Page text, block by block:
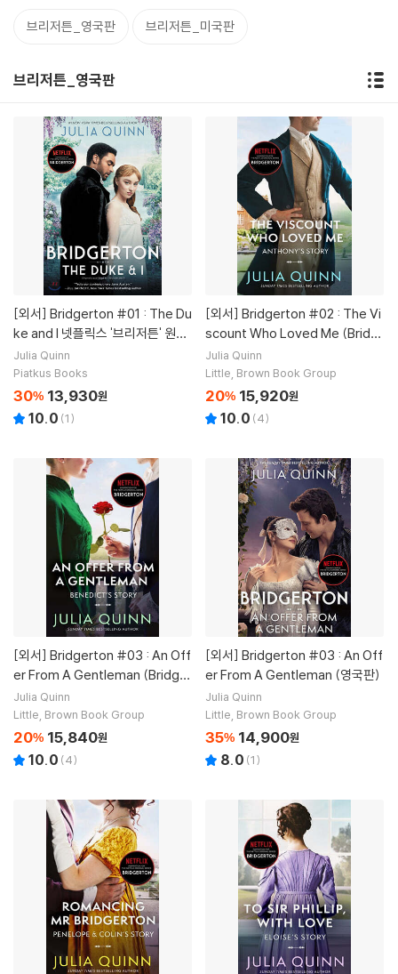
브리저튼_영국판 브리저튼_미국판
브리저튼_영국판
[외서]
ke and I 넷플릭스 '브리저튼' 원작
소설
Julia Quinn
Piatkus Books
30% 13,930원
10.0 (1)
[외서]
scount Who Loved Me (Bridg
ertons Book 2)
Julia Quinn
Little, Brown Book Group
20% 15,920원
10.0 (4)
[외서]
er From A Gentleman (Bridger
tons Book 3)
Julia Quinn
Little, Brown Book Group
20% 15,840원
10.0 (4)
[외서]
er From A Gentleman (영국판)
Julia Quinn
Little, Brown Book Group
35% 14,900원
8.0 (1)